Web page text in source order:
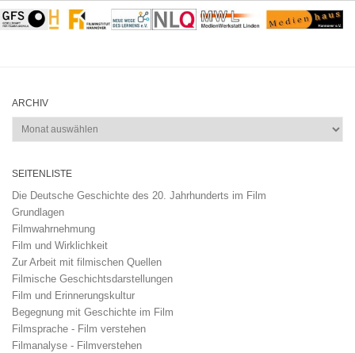
ARCHIV
Archiv
SEITENLISTE
Die Deutsche Geschichte des 20. Jahrhunderts im Film
Grundlagen
Filmwahrnehmung
Film und Wirklichkeit
Zur Arbeit mit filmischen Quellen
Filmische Geschichtsdarstellungen
Film und Erinnerungskultur
Begegnung mit Geschichte im Film
Filmsprache - Film verstehen
Filmanalyse - Filmverstehen